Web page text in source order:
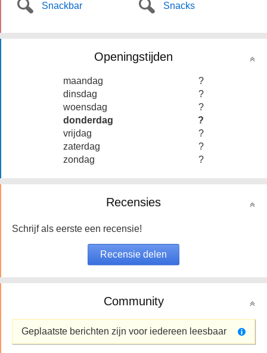
Snackbar Snacks
Openingstijden
maandag
?
dinsdag
?
woensdag
?
donderdag
?
vrijdag
?
zaterdag
?
zondag
?
Recensies
Schrijf als eerste een recensie!
Community
Geplaatste berichten zijn voor iedereen leesbaar